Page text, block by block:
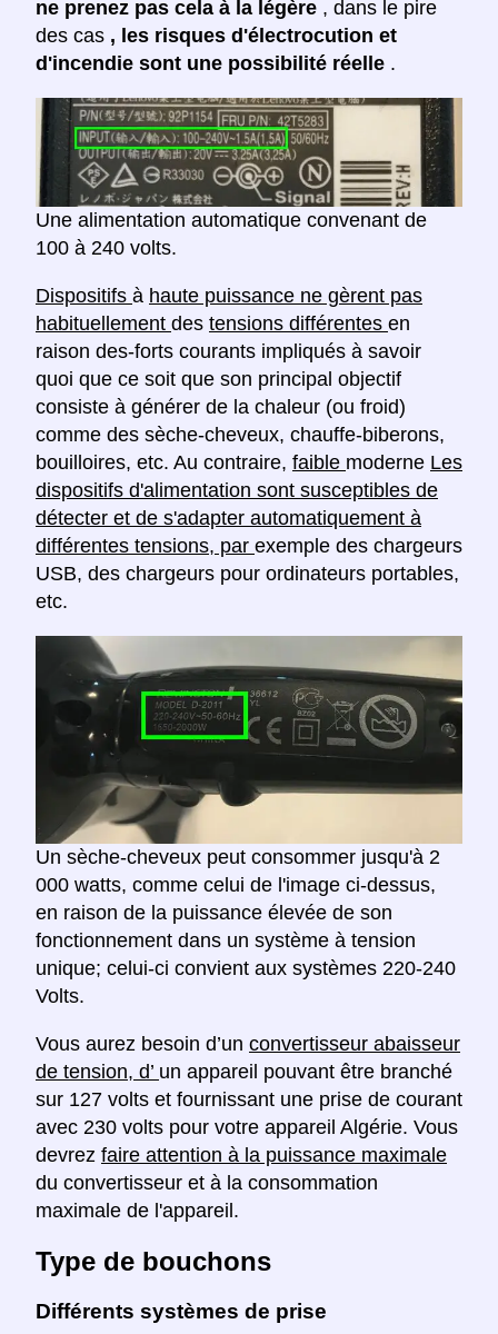
ne prenez pas cela à la légère , dans le pire
des cas , les risques d'électrocution et
d'incendie sont une possibilité réelle .
Une alimentation automatique convenant de
100 à 240 volts.
Dispositifs à haute puissance ne gèrent pas
habituellement des tensions différentes en
raison des-forts courants impliqués à savoir
quoi que ce soit que son principal objectif
consiste à générer de la chaleur (ou froid)
comme des sèche-cheveux, chauffe-biberons,
bouilloires, etc. Au contraire, faible moderne Les
dispositifs d'alimentation sont susceptibles de
détecter et de s'adapter automatiquement à
différentes tensions, par exemple des chargeurs
USB, des chargeurs pour ordinateurs portables,
etc.
Un sèche-cheveux peut consommer jusqu'à 2
000 watts, comme celui de l'image ci-dessus,
en raison de la puissance élevée de son
fonctionnement dans un système à tension
unique; celui-ci convient aux systèmes 220-240
Volts.
Vous aurez besoin d’un convertisseur abaisseur
de tension, d’ un appareil pouvant être branché
sur 127 volts et fournissant une prise de courant
avec 230 volts pour votre appareil Algérie. Vous
devrez faire attention à la puissance maximale
du convertisseur et à la consommation
maximale de l'appareil.
Type de bouchons
Différents systèmes de prise